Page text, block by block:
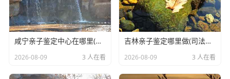
咸宁亲子鉴定中心在哪里(本地DNA亲子鉴定机构地址查询攻略)
2026-08-09 3 人在看
吉林亲子鉴定哪里做(司法DNA鉴定出结果时间)
2026-08-09 3 人在看